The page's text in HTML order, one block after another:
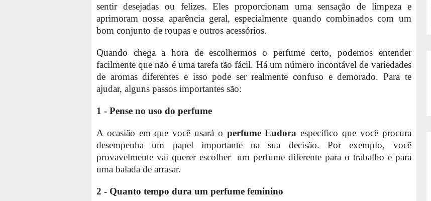
sentir desejadas ou felizes. Eles proporcionam uma sensação de limpeza e
aprimoram nossa aparência geral, especialmente quando combinados com um
bom conjunto de roupas e outros acessórios.
Quando chega a hora de escolhermos o perfume certo, podemos entender
facilmente que não é uma tarefa tão fácil. Há um número incontável de variedades
de aromas diferentes e isso pode ser realmente confuso e demorado. Para te
ajudar, alguns passos importantes são:
1 - Pense no uso do perfume
A ocasião em que você usará o perfume Eudora específico que você procura
desempenha um papel importante na sua decisão. Por exemplo, você
provavelmente vai querer escolher um perfume diferente para o trabalho e para
uma balada de arrasar.
2 - Quanto tempo dura um perfume feminino